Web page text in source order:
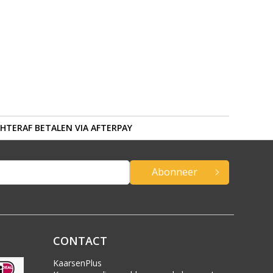
BETALEN VIA AFTERPAY
Abonneer
CONTACT
KaarsenPlus